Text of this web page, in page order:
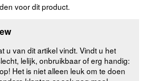
voor dit product.
u van dit artikel vindt. Vindt u het
lelijk, onbruikbaar of erg handig:
Het is niet alleen leuk om te doen